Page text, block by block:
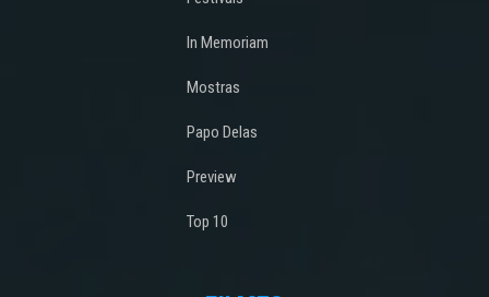
In Memoriam
Mostras
Papo Delas
Preview
Top 10